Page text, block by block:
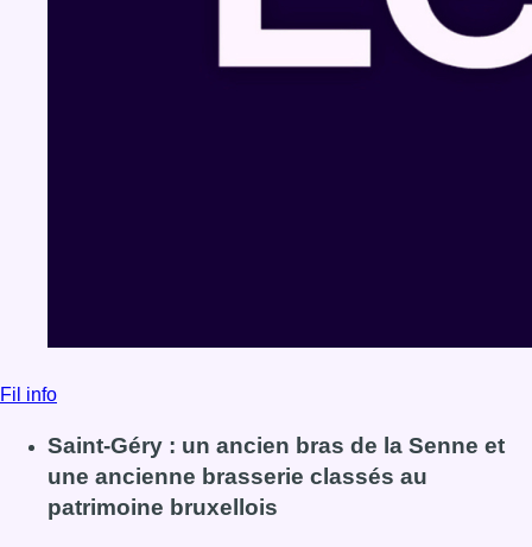
Fil info
Saint-Géry : un ancien bras de la Senne et
une ancienne brasserie classés au
patrimoine bruxellois